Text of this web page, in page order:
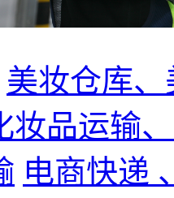
美妆仓库
妆品运输
电商快递